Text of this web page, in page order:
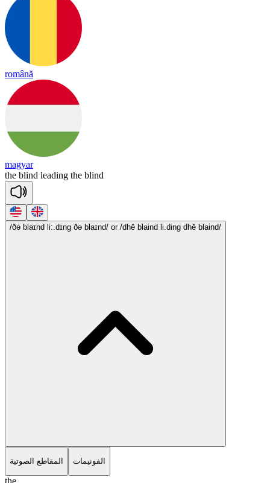
română
magyar
the blind leading the blind
/ðə blaɪnd li:.dɪng ðə blaɪnd/ or /dhē blaind li.ding dhē blaind/
المقاطع الصوتية الفونيمات
the